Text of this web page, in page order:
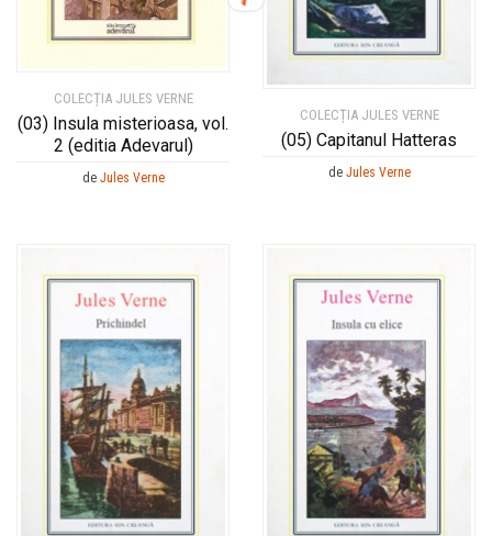
COLECȚIA JULES VERNE
(03) Insula misterioasa, vol.
2 (editia Adevarul)
de Jules Verne
COLECȚIA JULES VERNE
(05) Capitanul Hatteras
de Jules Verne